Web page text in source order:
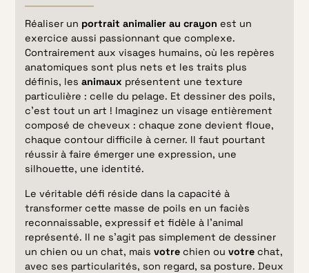
Réaliser un portrait animalier au crayon est un
exercice aussi passionnant que complexe.
Contrairement aux visages humains, où les repères
anatomiques sont plus nets et les traits plus
définis, les animaux présentent une texture
particulière : celle du pelage. Et dessiner des poils,
c’est tout un art ! Imaginez un visage entièrement
composé de cheveux : chaque zone devient floue,
chaque contour difficile à cerner. Il faut pourtant
réussir à faire émerger une expression, une
silhouette, une identité.
Le véritable défi réside dans la capacité à
transformer cette masse de poils en un faciès
reconnaissable, expressif et fidèle à l’animal
représenté. Il ne s’agit pas simplement de dessiner
un chien ou un chat, mais votrechien ou votrechat,
avec ses particularités, son regard, sa posture. Deux